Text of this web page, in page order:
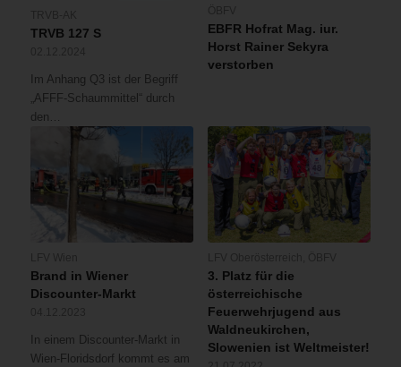
TRVB 127 S
Im Anhang Q3 ist der Begriff
„AFFF-Schaummittel“ durch
den…
EBFR Hofrat Mag. iur.
Horst Rainer Sekyra
verstorben
Brand in Wiener
Discounter-Markt
In einem Discounter-Markt in
Wien-Floridsdorf kommt es am
3. Platz für die
österreichische
Feuerwehrjugend aus
Waldneukirchen,
Slowenien ist Weltmeister!